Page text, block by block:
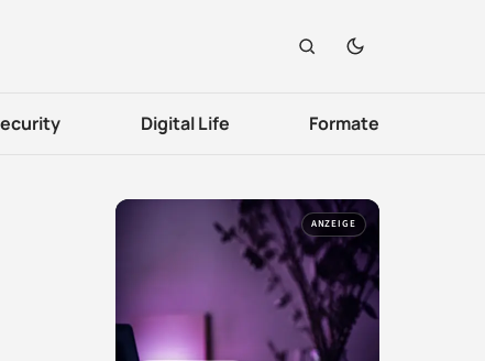
Digital Life Formate
ANZEIGE